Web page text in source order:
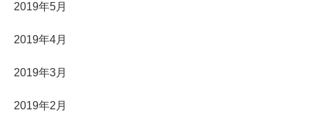
2019年5月
2019年4月
2019年3月
2019年2月